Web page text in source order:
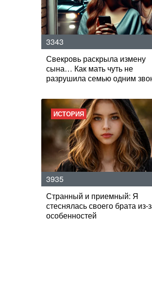
3343
Свекровь раскрыла измену
сына… Как мать чуть не
разрушила семью одним
ИСТОРИЯ
3935
Странный и приемный: Я
стеснялась своего брата из-
особенностей